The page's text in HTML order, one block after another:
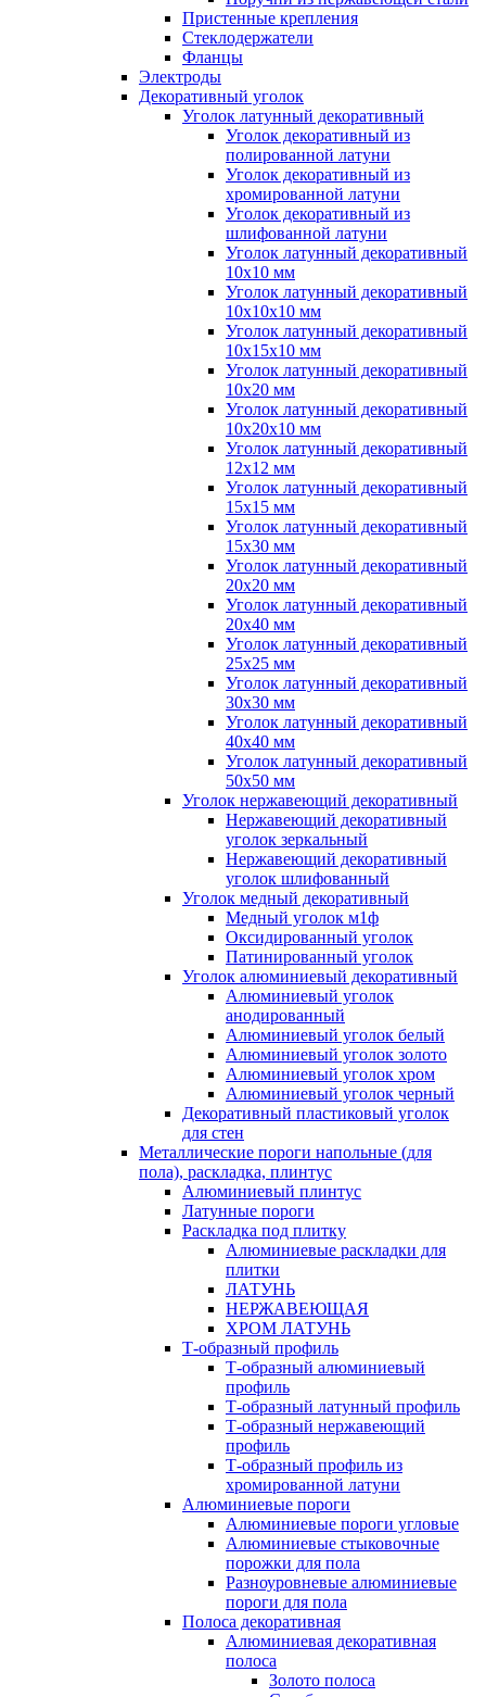
Пристенные крепления
Стеклодержатели
Фланцы
Электроды
Декоративный уголок
Уголок латунный декоративный
Уголок декоративный из
полированной латуни
Уголок декоративный из
хромированной латуни
Уголок декоративный из
шлифованной латуни
Уголок латунный декоративный
10x10 мм
Уголок латунный декоративный
10x10x10 мм
Уголок латунный декоративный
10x15x10 мм
Уголок латунный декоративный
10x20 мм
Уголок латунный декоративный
10x20x10 мм
Уголок латунный декоративный
12x12 мм
Уголок латунный декоративный
15x15 мм
Уголок латунный декоративный
15x30 мм
Уголок латунный декоративный
20x20 мм
Уголок латунный декоративный
20x40 мм
Уголок латунный декоративный
25x25 мм
Уголок латунный декоративный
30x30 мм
Уголок латунный декоративный
40x40 мм
Уголок латунный декоративный
50x50 мм
Уголок нержавеющий декоративный
Нержавеющий декоративный
уголок зеркальный
Нержавеющий декоративный
уголок шлифованный
Уголок медный декоративный
Медный уголок м1ф
Оксидированный уголок
Патинированный уголок
Уголок алюминиевый декоративный
Алюминиевый уголок
анодированный
Алюминиевый уголок белый
Алюминиевый уголок золото
Алюминиевый уголок хром
Алюминиевый уголок черный
Декоративный пластиковый уголок
для стен
Металлические пороги напольные (для
пола), раскладка, плинтус
Алюминиевый плинтус
Латунные пороги
Раскладка под плитку
Алюминиевые раскладки для
плитки
ЛАТУНЬ
НЕРЖАВЕЮЩАЯ
ХРОМ ЛАТУНЬ
Т-образный профиль
Т-образный алюминиевый
профиль
Т-образный латунный профиль
Т-образный нержавеющий
профиль
Т-образный профиль из
хромированной латуни
Алюминиевые пороги
Алюминиевые пороги угловые
Алюминиевые стыковочные
порожки для пола
Разноуровневые алюминиевые
пороги для пола
Полоса декоративная
Алюминиевая декоративная
полоса
Золото полоса